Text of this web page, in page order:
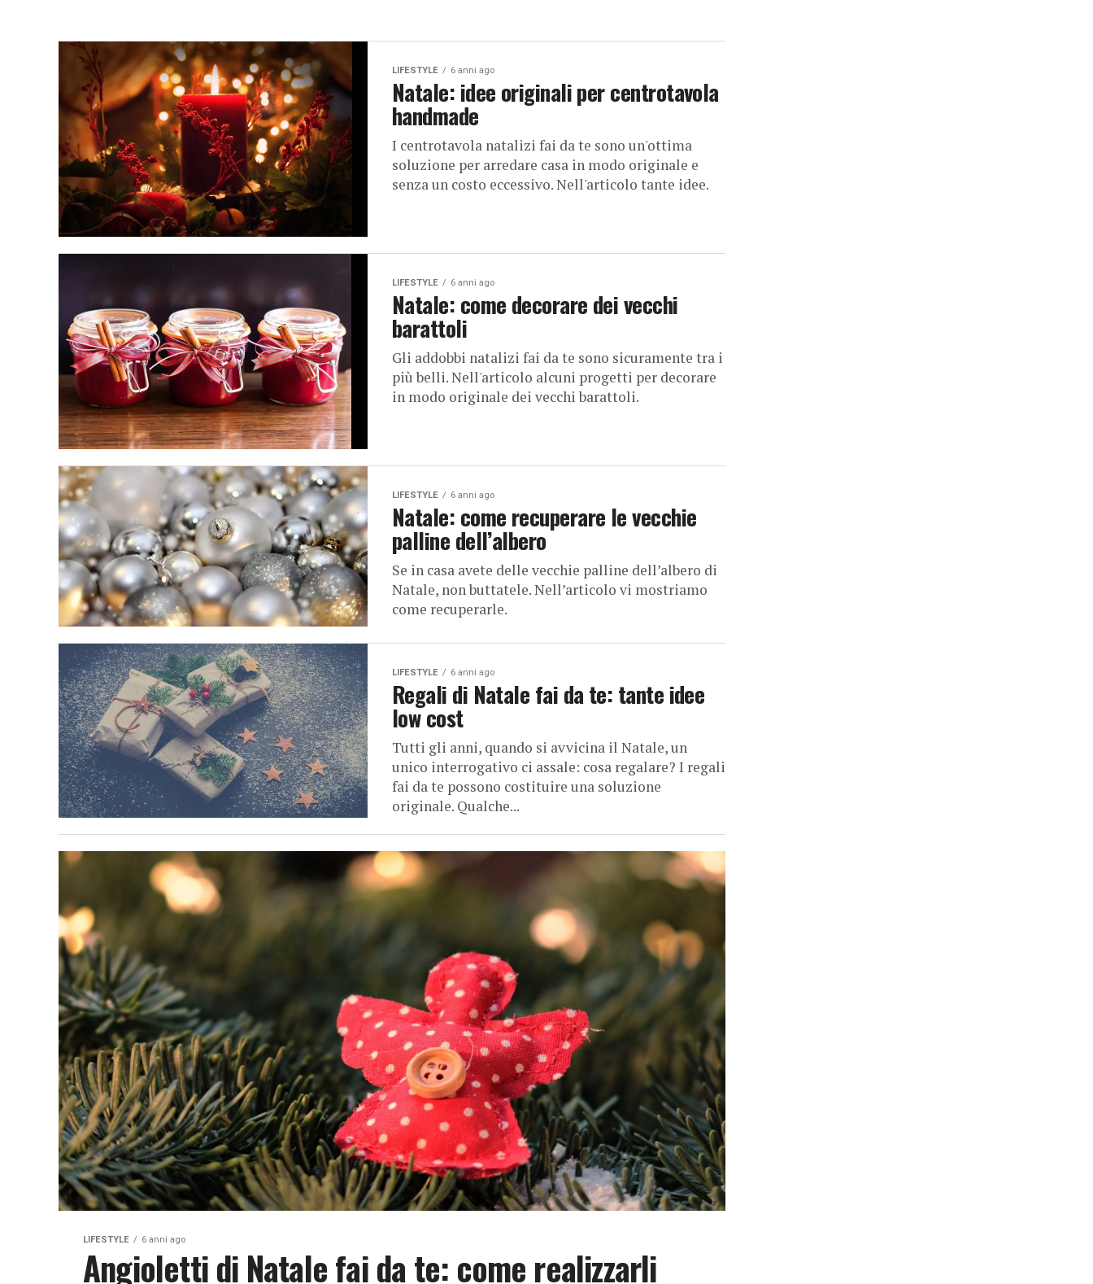
LIFESTYLE 6 anni ago
Natale: idee originali per centrotavola
handmade
I centrotavola natalizi fai da te sono un'ottima
soluzione per arredare casa in modo originale e
senza un costo eccessivo. Nell'articolo tante idee.
LIFESTYLE 6 anni ago
Natale: come decorare dei vecchi
barattoli
Gli addobbi natalizi fai da te sono sicuramente tra i
più belli. Nell'articolo alcuni progetti per decorare
in modo originale dei vecchi barattoli.
LIFESTYLE 6 anni ago
Natale: come recuperare le vecchie
palline dell’albero
Se in casa avete delle vecchie palline dell’albero di
Natale, non buttatele. Nell’articolo vi mostriamo
come recuperarle.
LIFESTYLE 6 anni ago
Regali di Natale fai da te: tante idee
low cost
Tutti gli anni, quando si avvicina il Natale, un
unico interrogativo ci assale: cosa regalare? I regali
fai da te possono costituire una soluzione
originale. Qualche...
LIFESTYLE 6 anni ago
Angioletti di Natale fai da te: come realizzarli